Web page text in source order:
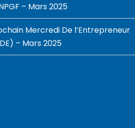
– Mars 2025
Mercredi De l’Entrepreneur
– Mars 2025